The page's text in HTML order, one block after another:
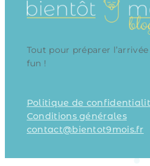
Tout pour préparer
fun !
Politique de
Conditions générales
contact@bientot9mois.fr